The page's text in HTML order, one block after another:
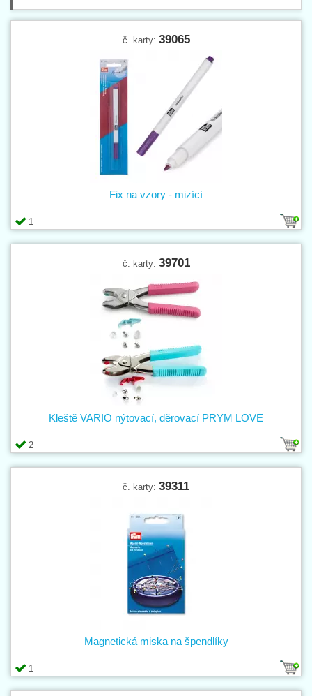
č. karty: 39065
1
Fix na vzory - mizící
č. karty: 39701
2
Kleště VARIO nýtovací, děrovací PRYM LOVE
č. karty: 39311
1
Magnetická miska na špendlíky